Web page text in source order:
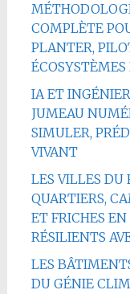
COMPLÈTE
PLANTER,
IA ET
JUMEAU
SIMULER,
VIVANT
LES VILLES DU
QUARTIERS,
ET FRICHES
RÉSILIENTS
LES
DU GÉNIE